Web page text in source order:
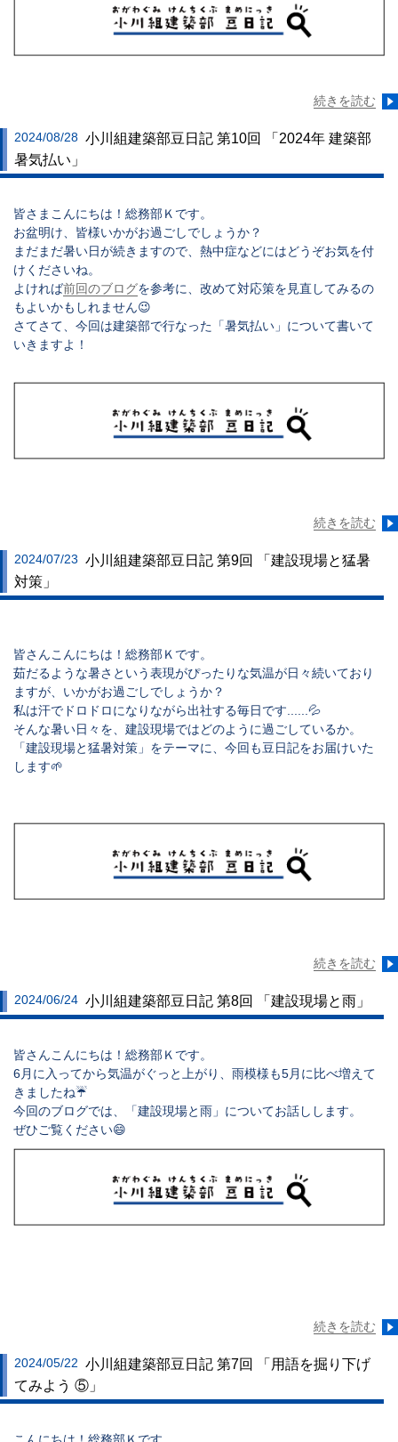
続きを読む
2024/08/28 小川組建築部豆日記 第10回 「2024年 建築部
暑気払い」
皆さまこんにちは！ 総務部Ｋ です。
お盆明け、皆様いかがお過ごしでしょうか？
まだまだ暑い日が続きますので、熱中症などにはどうぞお気を付
けくださいね。
よければ前回のブログを参考に、改めて対応策を見直してみるの
もよいかもしれません😉
さてさて、今回は建築部で行なった「暑気払い」について書いて
いきますよ！
続きを読む
2024/07/23 小川組建築部豆日記 第9回 「建設現場と猛暑
対策」
皆さんこんにちは！総務部Ｋです。
茹だるような暑さという表現がぴったりな気温が日々続いており
ますが、いかがお過ごしでしょうか？
私は汗でドロドロになりながら出社する毎日です......💦
そんな暑い日々を、建設現場ではどのように過ごしているか。
「建設現場と猛暑対策」をテーマに、今回も豆日記をお届けいた
します🌱
続きを読む
2024/06/24 小川組建築部豆日記 第8回 「建設現場と雨」
皆さんこんにちは！総務部Ｋです。
6月に入ってから気温がぐっと上がり、雨模様も5月に比べ増えて
きましたね☔
今回のブログでは、「建設現場と雨」についてお話しします。
ぜひご覧ください😄
続きを読む
2024/05/22 小川組建築部豆日記 第7回 「用語を掘り下げ
てみよう ⑤」
こんにちは！総務部Ｋです。